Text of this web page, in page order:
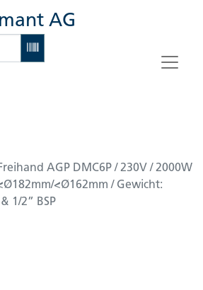
AGP DMC6P / 230V / 2000W
<Ø162mm / Gewicht:
1/2” BSP